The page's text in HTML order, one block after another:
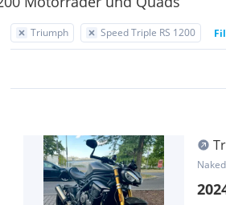
Triumph Speed Triple RS 1200
2028